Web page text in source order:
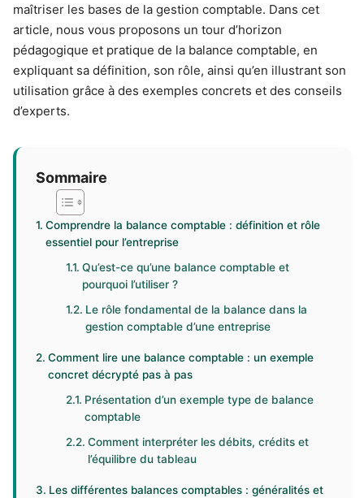
maîtriser les bases de la gestion comptable. Dans cet
article, nous vous proposons un tour d’horizon
pédagogique et pratique de la balance comptable, en
expliquant sa définition, son rôle, ainsi qu’en illustrant son
utilisation grâce à des exemples concrets et des conseils
d’experts.
Sommaire
Comprendre la balance comptable : définition et rôle
essentiel pour l’entreprise
Qu’est-ce qu’une balance comptable et
pourquoi l’utiliser ?
Le rôle fondamental de la balance dans la
gestion comptable d’une entreprise
Comment lire une balance comptable : un exemple
concret décrypté pas à pas
Présentation d’un exemple type de balance
comptable
Comment interpréter les débits, crédits et
l’équilibre du tableau
Les différentes balances comptables : généralités et